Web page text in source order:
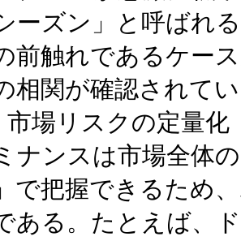
ーズン」と呼ばれ
前触れであるケー
相関が確認されて
市場リスクの定量化
ナンスは市場全体
で把握できるため
ある。たとえば、